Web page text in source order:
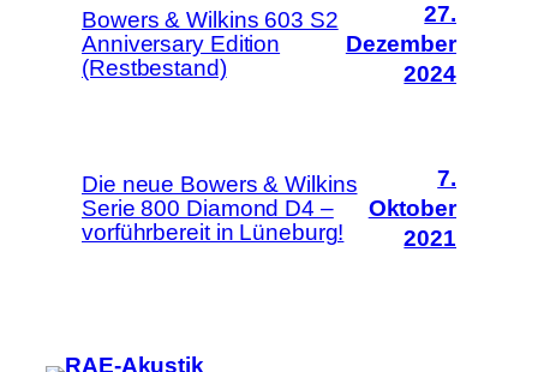
Bowers & Wilkins 603 S2
Anniversary Edition
(Restbestand)
27.
Dezember
2024
Die neue Bowers & Wilkins
Serie 800 Diamond D4 –
vorführbereit in Lüneburg!
7.
Oktober
2021